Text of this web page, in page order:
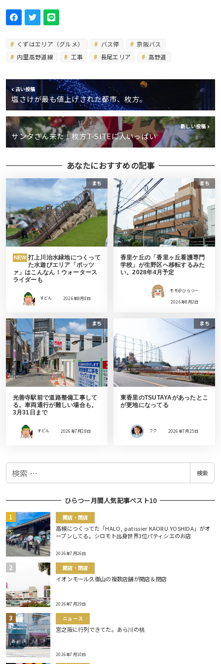
くずはエリア（グルメ） バス停
京阪バス
内里高野道線
工事 長尾エリア 高野道
古い投稿
塩さけが最も値上げされた都市、枚方。
新しい投稿
サンタさん来た！枚方T-SITEに人いっぱい
あなたにおすすめの記事
まち
NEW 打上川治水緑地につくって
た水遊びエリア「ポッツ
ァ」はこんなん！ウォータース
ライダーも
すどん 2026年8月8日
まち
香里ケ丘の「香里ヶ丘看護専門
学校」が生野区へ移転するみた
い。2028年4月予定
モモ＠ひらつー
2026年8月2日
まち
光善寺駅前で道路整備工事して
る。車両通行が難しい場合も。
3月31日まで
すどん 2026年7月28日
まち
東香里のTSUTAYAがあったとこ
が更地になってる
フク 2026年7月25日
検
検索
ひらつー月間人気記事ベスト10
開店・閉店
高槻につくってた「HALO, patissier KAORU YOSHIDA」がオ
ープンしてる。シロモト出身世界3位パティシエのお店
2026年7月26日
開店・閉店
イオンモール久御山の複数店舗が開店＆閉店
2026年7月29日
ニュース
宮之阪に行列できてた。あら川の桃
2026年7月10日